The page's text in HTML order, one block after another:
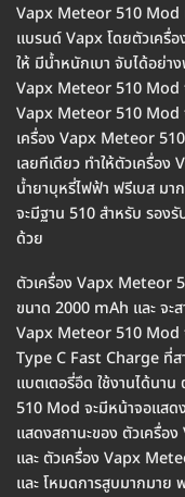
Vapx Meteor 510 Mod
แบรนด์ Vapx โดยตัวเครื่
ให้ มีน้ำหนักเบา จับได้อย่า
Vapx Meteor 510 Mod
Vapx Meteor 510 Mod
เครื่อง Vapx Meteor
เลยทีเดียว ทำให้ตัวเครื่อ
น้ำยาบุหรี่ไฟฟ้า ฟรีเบส ม
จะมีฐาน 510 สำหรับ รอง
ด้วย
ตัวเครื่อง Vapx Meteor
ขนาด 2000 mAh และ จะ
Vapx Meteor 510 Mod
Type C Fast Charge ที่ส
แบตเตอรี่อึด ใช้งานได้นา
510 Mod จะมีหน้าจอแสด
แสดงสถานะของ ตัวเครื่อ
และ ตัวเครื่อง Vapx
และ โหมดการสูบมากมา